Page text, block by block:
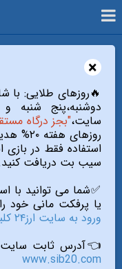
×
دوشنبه،پنج شنبه
سایت،"بجز درگاه
روزهای
سیب بت دریافت
✅شما می توانید با
یا پرفکت مانی خود را تا ۱۵% بیشتر از بازار
ورود به سایت ارز۲۴ کلیک کنید)
👈آدرس ثابت سایت
www.sib20.com